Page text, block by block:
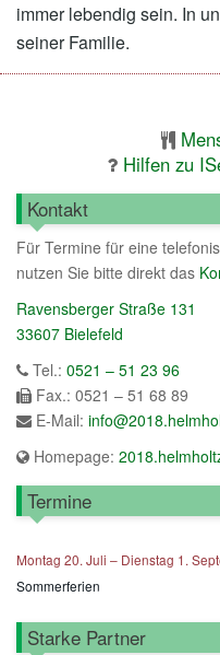
immer lebendig sein. In
seiner Familie.
Hilfen zu
Kontakt
Für Termine für eine
nutzen Sie bitte direkt das
Ravensberger Straße 131
33607 Bielefeld
Tel.: 0521 – 51 23 96
Fax.: 0521 – 51 68 89
E-Mail:
Homepage:
Termine
Montag 20. Juli – Dienstag 1.
Sommerferien
Starke Partner